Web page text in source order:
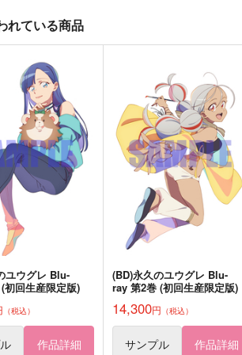
よ
雪解けを待つ
図鑑
ス
円（税込）
スモーカー×ロー
愛よ、恋を叫べ。
40分後
専売 1,179円（税込）
ONE PIECE スモーカー×ロー
サンプル
れている商品
ユウグレ Blu-
初回生産限定版)
（税込）
作品詳細
(BD)永久のユウグレ Blu-
ray 第2巻 (初回生産限定版)
14,300円 （税込）
サンプル 作品詳細